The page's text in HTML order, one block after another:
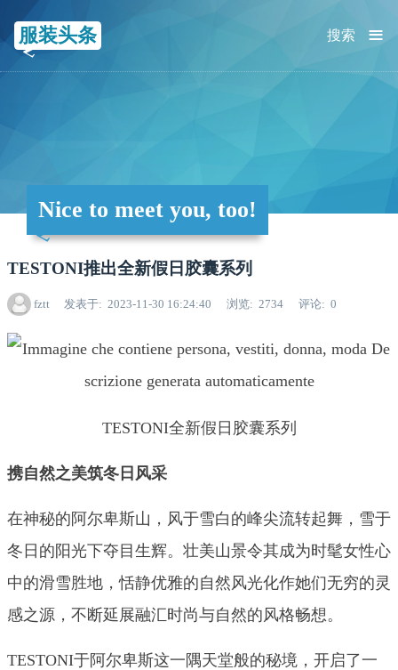
服装头条 ≡
搜索
Nice to meet you, too!
TESTONI推出全新假日胶囊系列
fztt 发表于 2023-11-30 16:24:40 浏览 2734 评论 0
TESTONI全新假日胶囊系列
携自然之美筑冬日风采
在神秘的阿尔卑斯山，风于雪白的峰尖流转起舞，雪于
冬日的阳光下夺目生辉。壮美山景令其成为时髦女性心
中的滑雪胜地，恬静优雅的自然风光化作她们无穷的灵
感之源，不断延展融汇时尚与自然的风格畅想。
TESTONI于阿尔卑斯这一隅天堂般的秘境，开启了一